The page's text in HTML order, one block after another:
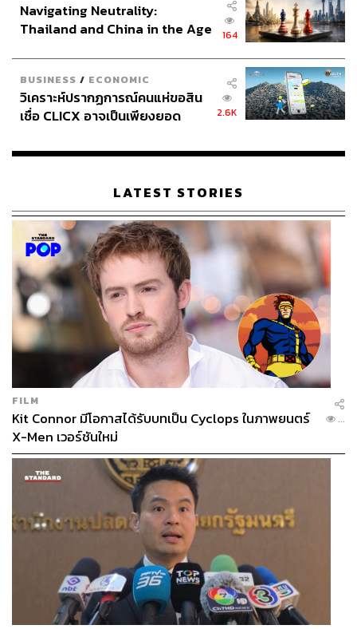
Navigating Neutrality:
Thailand and China in the Age
164
BUSINESS / ECONOMIC
วิเคราะห์ปรากฏการณ์คนแห่ขอสิน
เชื่อ CLICX อาจเป็นเพียงยอด
เรือนไทยที่ถูกซุกไว้
2.6K
LATEST STORIES
FILM
Kit Connor มีโอกาสได้รับบทเป็น Cyclops ในภาพยนตร์
X-Men เวอร์ชันใหม่
...